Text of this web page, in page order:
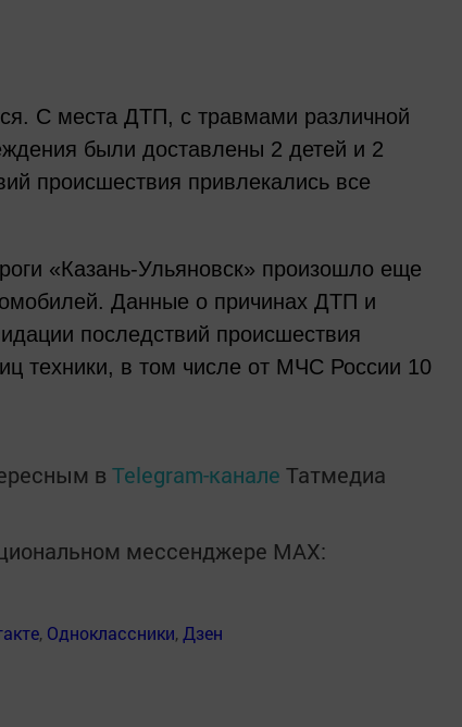
С места ДТП, с травмами различной
были доставлены 2 детей и 2
происшествия привлекались все
«Казань-Ульяновск» произошло еще
Данные о причинах ДТП и
последствий происшествия
техники, в том числе от МЧС России 10
в Telegram-канале Татмедиа
мессенджере MАХ:
, Одноклассники, Дзен